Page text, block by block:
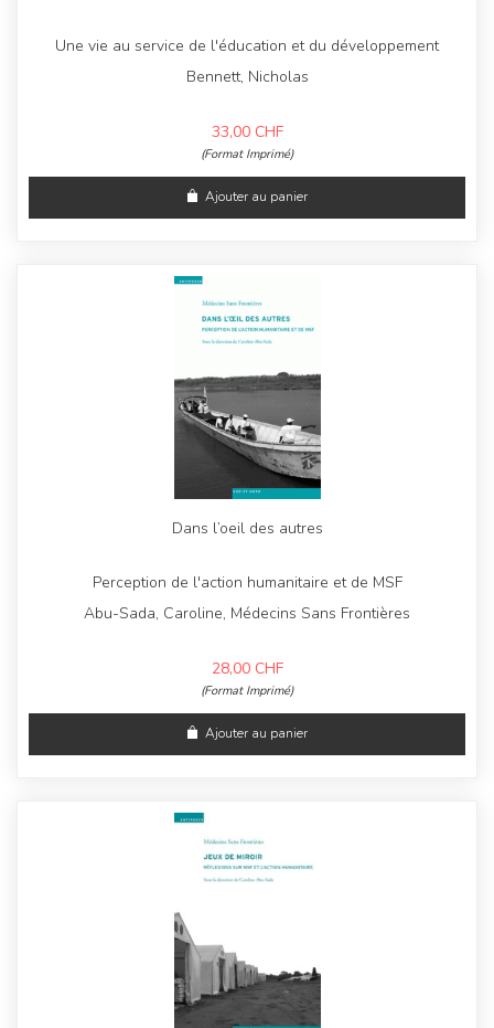
Une vie au service de l'éducation et du développement
Bennett, Nicholas
33,00 CHF
(Format Imprimé)
Ajouter au panier
Dans l’oeil des autres
Perception de l'action humanitaire et de MSF
Abu-Sada, Caroline, Médecins Sans Frontières
28,00 CHF
(Format Imprimé)
Ajouter au panier